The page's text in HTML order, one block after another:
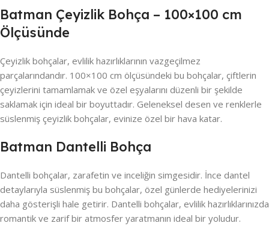
Batman Çeyizlik Bohça – 100×100 cm
Ölçüsünde
Çeyizlik bohçalar, evlilik hazırlıklarının vazgeçilmez
parçalarındandır. 100×100 cm ölçüsündeki bu bohçalar, çiftlerin
çeyizlerini tamamlamak ve özel eşyalarını düzenli bir şekilde
saklamak için ideal bir boyuttadır. Geleneksel desen ve renklerle
süslenmiş çeyizlik bohçalar, evinize özel bir hava katar.
Batman Dantelli Bohça
Dantelli bohçalar, zarafetin ve inceliğin simgesidir. İnce dantel
detaylarıyla süslenmiş bu bohçalar, özel günlerde hediyelerinizi
daha gösterişli hale getirir. Dantelli bohçalar, evlilik hazırlıklarınızda
romantik ve zarif bir atmosfer yaratmanın ideal bir yoludur.